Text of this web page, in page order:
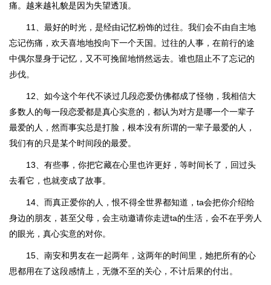
痛。越来越礼貌是因为失望透顶。
11、最好的时光，是经由记忆粉饰的过往。我们会不由自主地
忘记伤痛，欢天喜地地投向下一个天国。过往的人事，在前行的途
中偶尔显身于记忆，又不可挽留地悄然远去。谁也阻止不了忘记的
步伐。
12、如今这个年代不谈过几段恋爱仿佛都成了怪物，我相信大
多数人的每一段恋爱都是真心实意的，都认为对方是哪一个一辈子
最爱的人，然而事实总是打脸，根本没有所谓的一辈子最爱的人，
我们有的只是某个时间段的最爱。
13、有些事，你把它藏在心里也许更好，等时间长了，回过头
去看它，也就变成了故事。
14、而真正爱你的人，恨不得全世界都知道，ta会把你介绍给
身边的朋友，甚至父母，会主动邀请你走进ta的生活，会不在乎旁人
的眼光，真心实意的对你。
15、南安和男友在一起两年，这两年的时间里，她把所有的心
思都用在了这段感情上，无微不至的关心，不计后果的付出。